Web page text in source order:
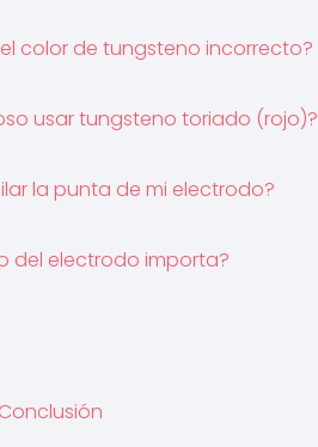
color de tungsteno incorrecto?
usar tungsteno toriado (rojo)?
la punta de mi electrodo?
del electrodo importa?
Conclusión